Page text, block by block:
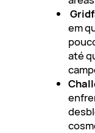
em
até